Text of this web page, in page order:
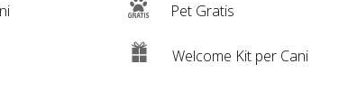
Pet Gratis
Welcome Kit per Cani